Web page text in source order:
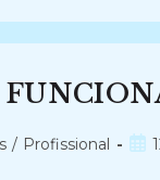
/ Profissional